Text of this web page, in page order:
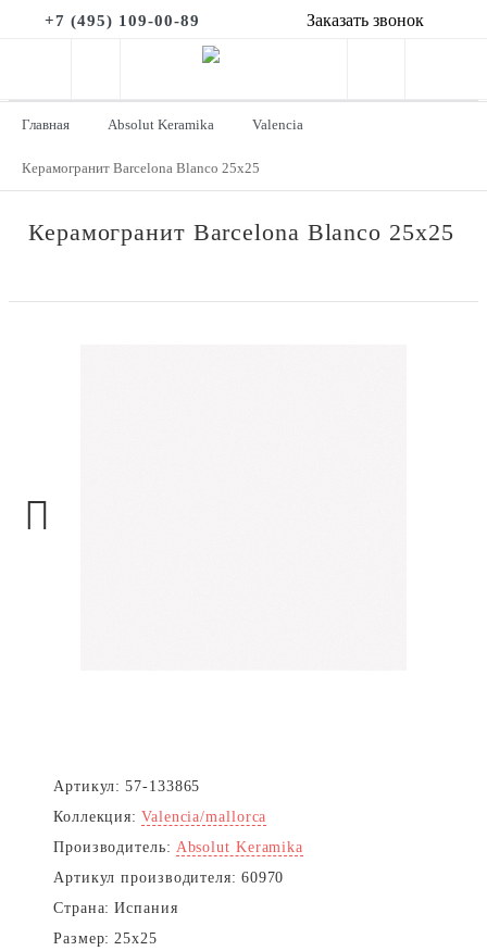
+7 (495) 109-00-89 Заказать звонок
Главная Absolut Keramika Valencia
Керамогранит Barcelona Blanco 25x25
Керамогранит Barcelona Blanco 25x25
Артикул: 57-133865
Коллекция: Valencia/mallorca
Производитель: Absolut Keramika
Артикул производителя: 60970
Страна: Испания
Размер: 25x25